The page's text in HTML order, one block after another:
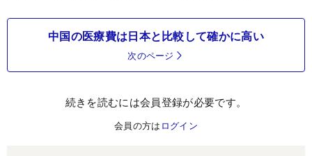
中国の医療費は日本と比較して確かに高い
次のページ
続きを読むには会員登録が必要です。
会員の方は ログイン